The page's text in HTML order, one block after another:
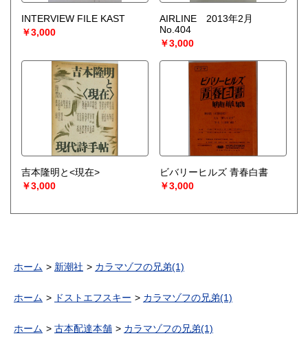
INTERVIEW FILE KAST
￥3,000
AIRLINE 2013年2月
No.404
￥3,000
吉本隆明と<現在>
￥3,000
ビバリーヒルズ 青春白書
￥3,000
ホーム 新潮社 カラマゾフの兄弟(1)
ホーム ドストエフスキー カラマゾフの兄弟(1)
ホーム 古本配達本舗 カラマゾフの兄弟(1)